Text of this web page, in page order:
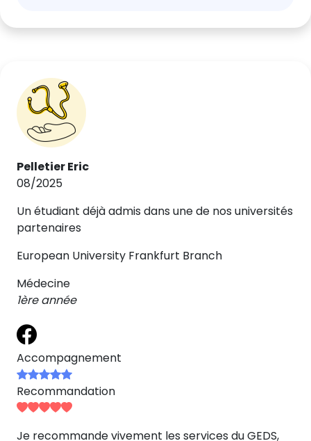
Pelletier Eric
08/2025
Un étudiant déjà admis dans une de nos universités
partenaires
European University Frankfurt Branch
Médecine
1ère année
Accompagnement
Recommandation
Je recommande vivement les services du GEDS,